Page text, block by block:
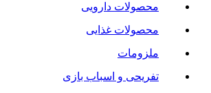
محصولات دارویی
محصولات غذایی
ملزومات
تفریحی و اسباب بازی